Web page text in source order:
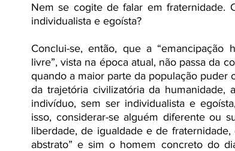
Nem se cogite de falar em fraternidade.
individualista e egoísta?
Conclui-se, então, que a “emancipação
livre”, vista na época atual, não passa da
quando a maior parte da população puder
da trajetória civilizatória da
indivíduo, sem ser individualista e
isso, considerar-se alguém diferente ou
liberdade, de igualdade e de
abstrato” e sim o homem concreto do